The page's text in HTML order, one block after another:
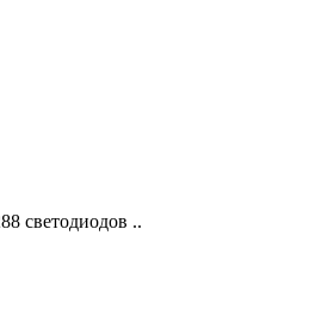
светодиодов ..